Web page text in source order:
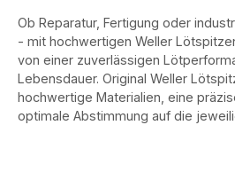
Ob Reparatur, Fertigung oder
- mit hochwertigen Weller
von einer zuverlässigen
Lebensdauer. Original Weller
hochwertige Materialien, eine
optimale Abstimmung auf die